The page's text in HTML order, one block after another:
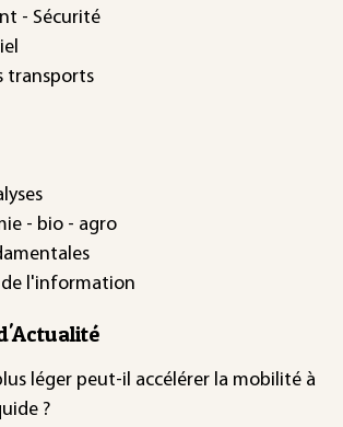
- Sécurité
transports
- bio - agro
de l'information
léger peut-il accélérer la mobilité à
?